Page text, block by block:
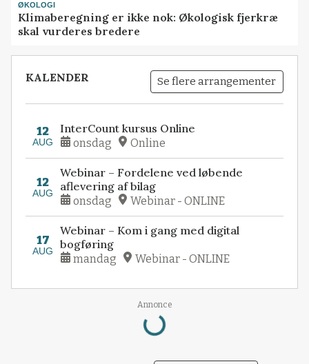
ØKOLOGI
Klimaberegning er ikke nok: Økologisk fjerkræ
skal vurderes bredere
KALENDER Se flere arrangementer
12
AUG
InterCount kursus Online
onsdag Online
12
AUG
Webinar – Fordelene ved løbende
aflevering af bilag
onsdag Webinar - ONLINE
17
AUG
Webinar – Kom i gang med digital
bogføring
mandag Webinar - ONLINE
Annonce
Loading...